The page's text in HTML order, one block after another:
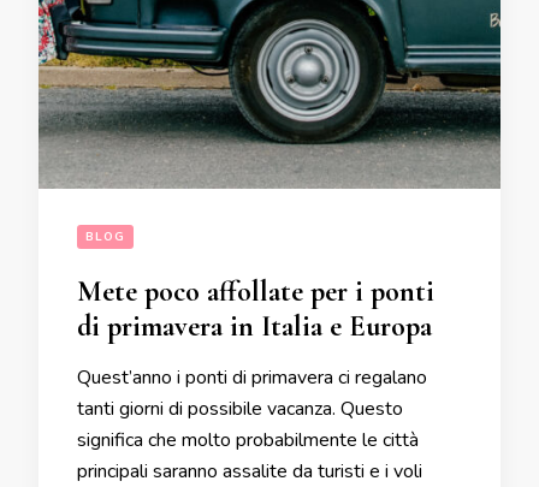
BLOG
Mete poco affollate per i ponti
di primavera in Italia e Europa
Quest’anno i ponti di primavera ci regalano
tanti giorni di possibile vacanza. Questo
significa che molto probabilmente le città
principali saranno assalite da turisti e i voli